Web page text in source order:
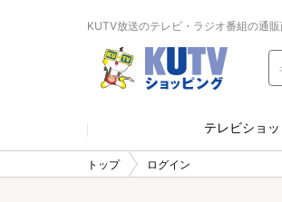
KUTV放送のテレビ・ラジオ番組の通
テレビショ
トップ ログイン